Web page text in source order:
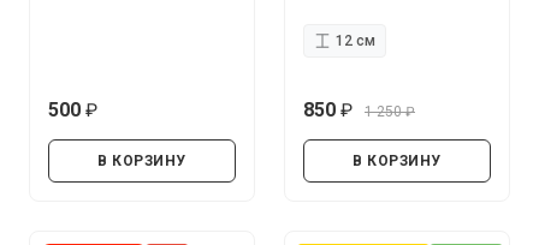
500
В КОРЗИНУ
12 см
850
1 250
В КОРЗИНУ